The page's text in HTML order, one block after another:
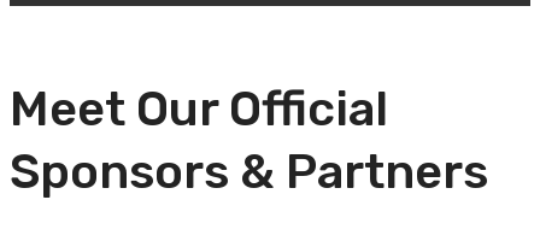
Meet Our Official
Sponsors & Partners